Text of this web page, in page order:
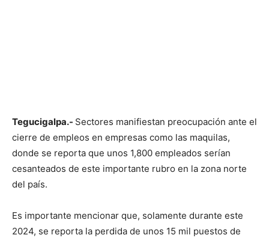
Tegucigalpa.- Sectores manifiestan preocupación ante el
cierre de empleos en empresas como las maquilas,
donde se reporta que unos 1,800 empleados serían
cesanteados de este importante rubro en la zona norte
del país.
Es importante mencionar que, solamente durante este
2024, se reporta la perdida de unos 15 mil puestos de